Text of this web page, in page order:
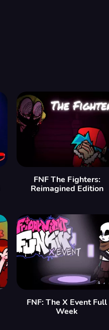
FNF The Fighters:
Reimagined Edition
FNF: The X Event Full
Week